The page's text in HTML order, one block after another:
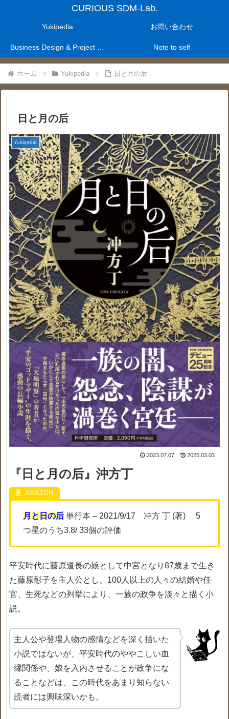
CURIOUS SDM-Lab.
Yukipedia お問い合わせ
Business Design & Project Management Laboratry
Note to self
ホーム Yukipedia 日と月の后
日と月の后
Yukipedia
2023.07.07 2025.03.03
『日と月の后』沖方丁
月と日の后 単行本 – 2021/9/17 冲方 丁 (著) 5
つ星のうち3.8/ 33個の評価
平安時代に藤原道長の娘として中宮となり87歳まで生き
た藤原彰子を主人公とし、100人以上の人々の結婚や任
官、生死などの列挙により、一族の政争を淡々と描く小
説。
主人公や登場人物の感情などを深く描いた
小説ではないが、平安時代のややこしい血
縁関係や、娘を入内させることが政争にな
ることなどは、この時代をあまり知らない
読者には興味深いかも。